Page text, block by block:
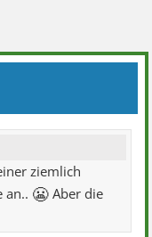
ziemlich
an.. 😬Aber die